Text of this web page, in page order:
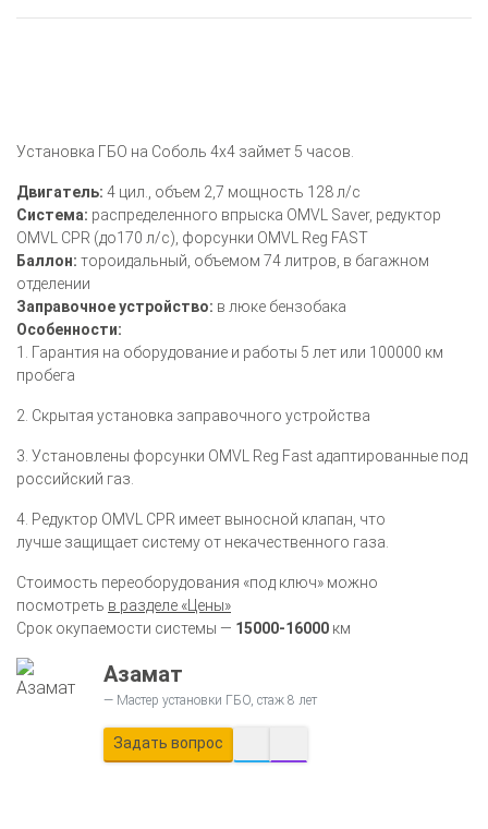
Установка ГБО на Соболь 4х4 займет 5 часов.
Двигатель: 4 цил., объем 2,7 мощность 128 л/с
Система: распределенного впрыска OMVL Saver, редуктор
OMVL CPR (до170 л/с), форсунки OMVL Reg FAST
Баллон: тороидальный, объемом 74 литров, в багажном
отделении
Заправочное устройство: в люке бензобака
Особенности:
1. Гарантия на оборудование и работы 5 лет или 100000 км
пробега
2. Скрытая установка заправочного устройства
3. Установлены форсунки OMVL Reg Fast адаптированные под
российский газ.
4. Редуктор OMVL CPR имеет выносной клапан, что
лучше защищает систему от некачественного газа.
Стоимость переоборудования «под ключ» можно
посмотреть в разделе «Цены»
Срок окупаемости системы — 15000-16000 км
Азамат
Мастер установки ГБО, стаж 8 лет
Задать вопрос